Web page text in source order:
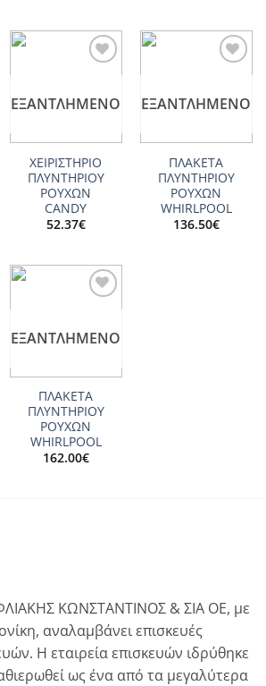
ΕΞΑΝΤΛΗΜΈΝΟ
ΧΕΙΡΙΣΤΗΡΙΟ
ΠΛΥΝΤΗΡΙΟΥ
ΡΟΥΧΩΝ
CANDY
52.37€
ΕΞΑΝΤΛΗΜΈΝΟ
ΠΛΑΚΕΤΑ
ΠΛΥΝΤΗΡΙΟΥ
ΡΟΥΧΩΝ
WHIRLPOOL
136.50€
ΕΞΑΝΤΛΗΜΈΝΟ
ΠΛΑΚΕΤΑ
ΠΛΥΝΤΗΡΙΟΥ
ΡΟΥΧΩΝ
WHIRLPOOL
162.00€
ΚΩΝΣΤΑΝΤΙΝΟΣ & ΣΙΑ ΟΕ, με
αναλαμβάνει επισκευές
Η εταιρεία επισκευών ιδρύθηκε
ως ένα από τα μεγαλύτερα